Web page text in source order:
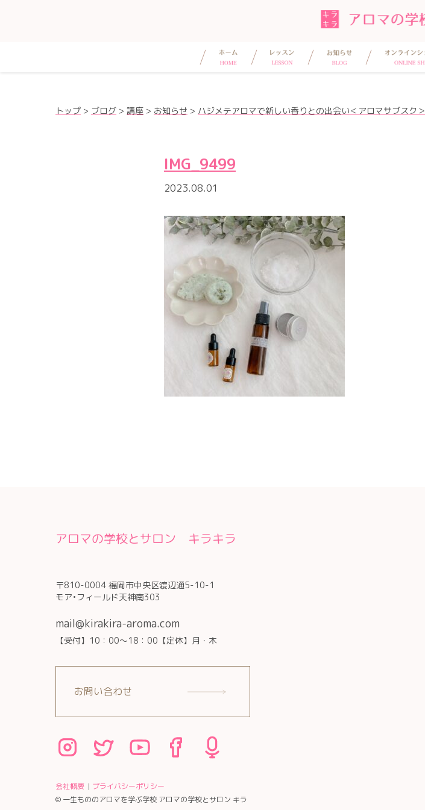
トップ > ブログ > 講座 > お知らせ > ハジメテアロマで新しい香りとの出会い＜アロマサブスク＞
IMG_9499
2023.08.01
アロマの学校とサロン キラキラ
〒810-0004 福岡市中央区渡辺通5-10-1
モア•フィールド天神南303
mail@kirakira-aroma.com
【受付】10：00～18：00【定休】月・木
お問い合わせ
会社概要
プライバシーポリシー
© 一生もののアロマを学ぶ学校 アロマの学校とサロン キラ